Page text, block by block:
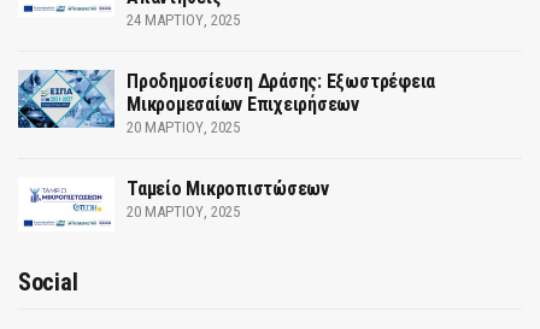
24 ΜΑΡΤΊΟΥ, 2025
Προδημοσίευση Δράσης: Εξωστρέφεια
Μικρομεσαίων Επιχειρήσεων
20 ΜΑΡΤΊΟΥ, 2025
Ταμείο Μικροπιστώσεων
20 ΜΑΡΤΊΟΥ, 2025
Social